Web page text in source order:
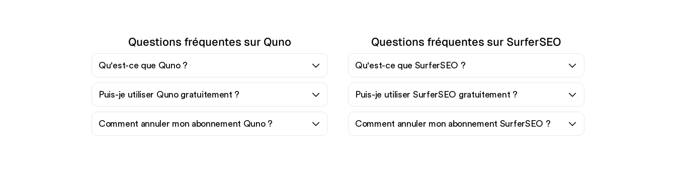
Questions fréquentes sur Quno
Qu'est-ce que Quno ?
Puis-je utiliser Quno gratuitement ?
Comment annuler mon abonnement Quno ?
Questions fréquentes sur SurferSEO
Qu'est-ce que SurferSEO ?
Puis-je utiliser SurferSEO gratuitement ?
Comment annuler mon abonnement SurferSEO ?